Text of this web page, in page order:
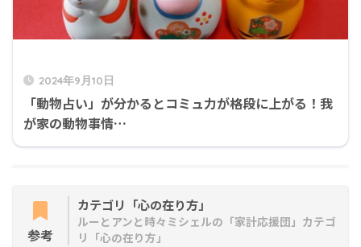
2024年9月10日
「動物占い」が分かるとコミュ力が格段に上がる！我
が家の動物事情…
参考
カテゴリ「心の在り方」
ルーとアンと時々ミシェルの「家計応援団」カテゴ
リ「心の在り方」